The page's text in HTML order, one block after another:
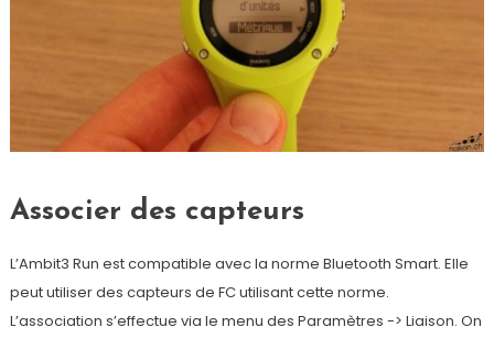
Associer des capteurs
L’Ambit3 Run est compatible avec la norme Bluetooth Smart. Elle
peut utiliser des capteurs de FC utilisant cette norme.
L’association s’effectue via le menu des Paramètres -> Liaison. On